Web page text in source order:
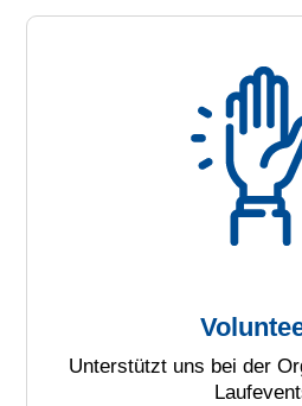
Unterstützt uns bei der